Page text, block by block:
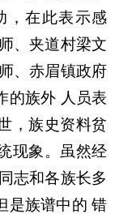
，在此表示感
、夹道村梁文
、赤眉镇政府
的族外 人员表
，族史资料贫
现象。虽然经
志和各族长多
是族谱中的 错